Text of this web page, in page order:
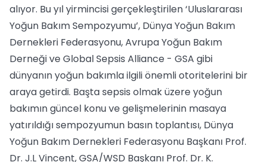
alıyor. Bu yıl yirmincisi gerçekleştirilen ‘Uluslararası
Yoğun Bakım Sempozyumu’, Dünya Yoğun Bakım
Dernekleri Federasyonu, Avrupa Yoğun Bakım
Derneği ve Global Sepsis Alliance - GSA gibi
dünyanın yoğun bakımla ilgili önemli otoritelerini bir
araya getirdi. Başta sepsis olmak üzere yoğun
bakımın güncel konu ve gelişmelerinin masaya
yatırıldığı sempozyumun basın toplantısı, Dünya
Yoğun Bakım Dernekleri Federasyonu Başkanı Prof.
Dr. J.L Vincent, GSA/WSD Başkanı Prof. Dr. K.